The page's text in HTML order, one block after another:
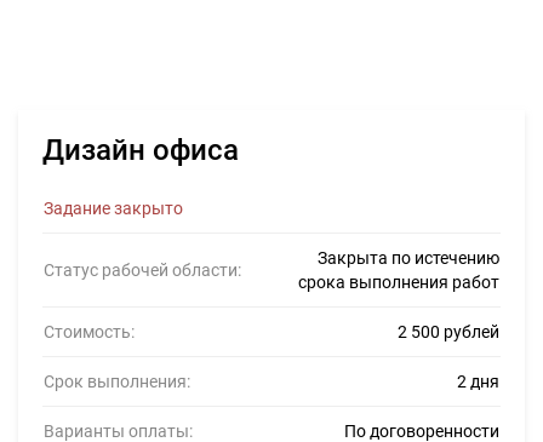
Дизайн офиса
Задание закрыто
Статус рабочей области:
Закрыта по истечению
срока выполнения работ
Стоимость: 2 500 рублей
Срок выполнения: 2 дня
Варианты оплаты: По договоренности